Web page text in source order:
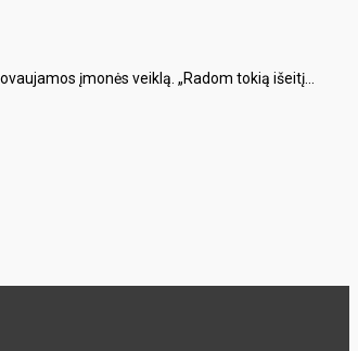
įmonės veiklą. „Radom tokią išeitį...